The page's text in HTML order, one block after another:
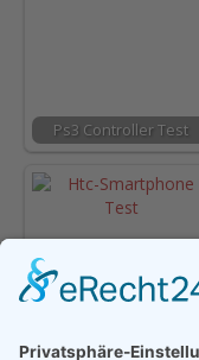
Ps3 Controller Test